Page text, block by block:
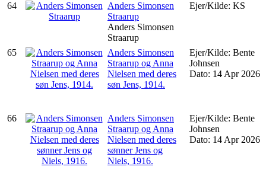
64
Anders Simonsen
Straarup
Anders Simonsen
Straarup
Ejer/Kilde: KS
65
Anders Simonsen
Straarup og Anna
Nielsen med deres
søn Jens, 1914.
Ejer/Kilde: Bente
Johnsen
Dato: 14 Apr 2026
66
Anders Simonsen
Straarup og Anna
Nielsen med deres
sønner Jens og
Niels, 1916.
Ejer/Kilde: Bente
Johnsen
Dato: 14 Apr 2026